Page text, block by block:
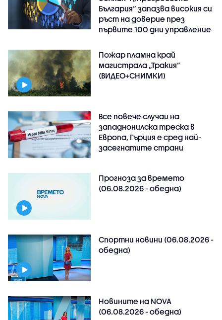
България“ запазва високия си
ръст на доверие през
първите 100 дни управление
Пожар пламна край
магистрала „Тракия“
(ВИДЕО+СНИМКИ)
Все повече случаи на
западнонилска треска в
Европа, Гърция е сред най-
засегнатите страни
Прогноза за времето
(06.08.2026 - обедна)
Спортни новини (06.08.2026 -
обедна)
Новините на NOVA
(06.08.2026 - обедна)